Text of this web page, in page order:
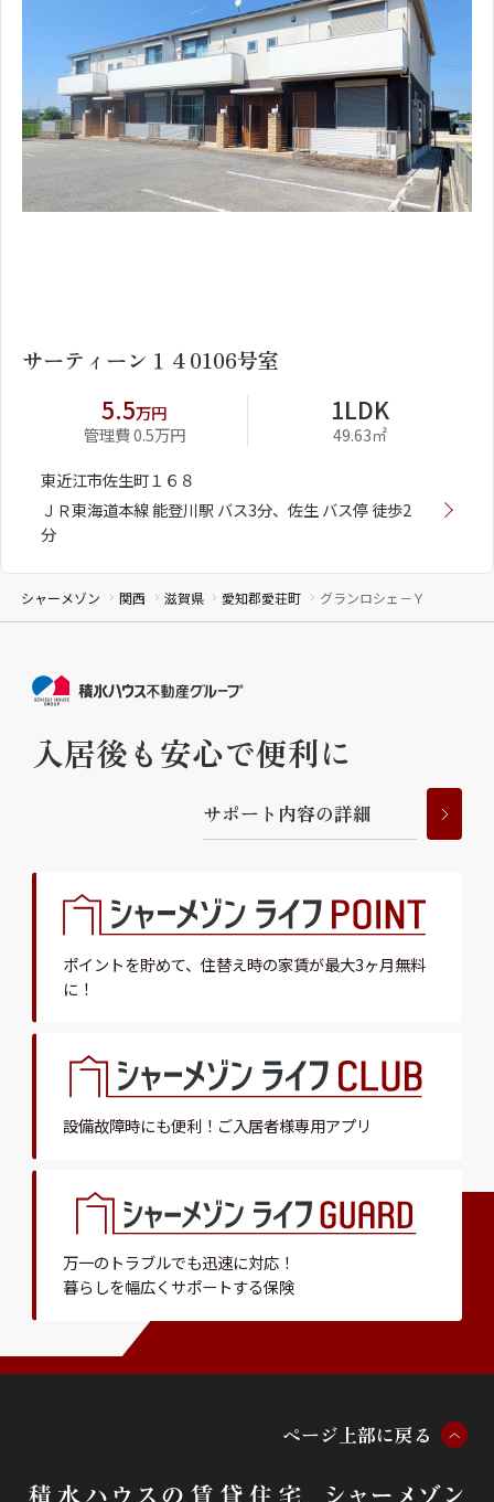
サーティーン１４0106号室
5.5万円
管理費 0.5万円
1LDK
49.63㎡
東近江市佐生町１６８
ＪＲ東海道本線 能登川駅 バス3分、佐生 バス停 徒歩2
分
シャーメゾン 関西 滋賀県 愛知郡愛荘町 グランロシェ－Ｙ
入居後も安心で便利に
サポー ト 内容の詳細
ポイントを貯めて、 住替え時の家賃が最大3ヶ月無料
に！
設備故障時にも便利！ ご入居者様専用アプリ
万一のトラブルでも迅速に対応！
暮らしを幅広くサポートする保険
ページ 上部に戻る